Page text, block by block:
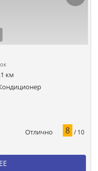
км
Отлично 8 / 10